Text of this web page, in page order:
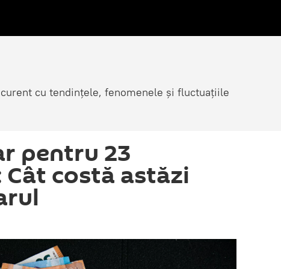
cu tendințele, fenomenele și fluctuațiile
pentru 23
costă astăzi